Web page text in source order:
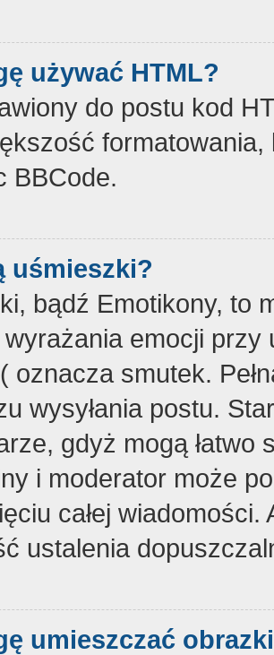
używać HTML?
do postu kod
BBCode.
uśmieszki?
bądź Emotikony, to
emocji
oznacza smutek.
wysyłania postu.
gdyż mogą
i moderator może
całej
ustalenia
umieszczać